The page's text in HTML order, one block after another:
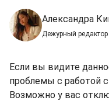
Александра
Дежурный редактор
Если вы видите
проблемы с работой
Возможно у вас